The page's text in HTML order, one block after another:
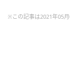
※この記事は2021年05